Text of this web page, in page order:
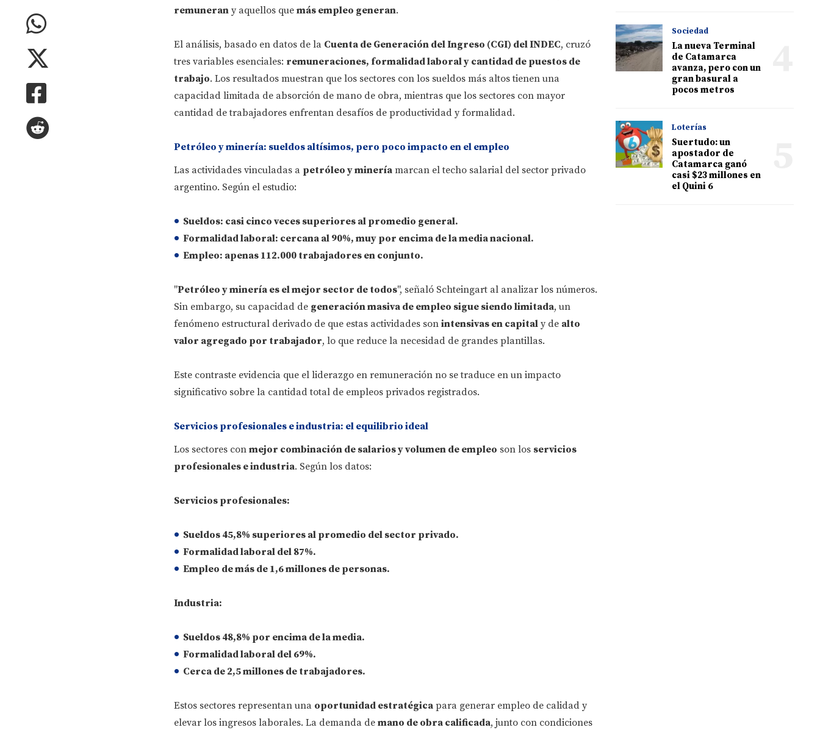
remunerany aquellos que más empleo generan.
El análisis, basado en datos de la Cuenta de Generación del Ingreso (CGI) del INDEC, cruzó
tres variables esenciales: remuneraciones, formalidad laboral y cantidad de puestos de
trabajo. Los resultados muestran que los sectores con los sueldos más altos tienen una
capacidad limitada de absorción de mano de obra, mientras que los sectores con mayor
cantidad de trabajadores enfrentan desafíos de productividad y formalidad.
Petróleo y minería: sueldos altísimos, pero poco impacto en el empleo
Las actividades vinculadas a petróleo y mineríamarcan el techo salarial del sector privado
argentino. Según el estudio:
Sueldos: casi cinco veces superiores al promedio general.
Formalidad laboral: cercana al 90%, muy por encima de la media nacional.
Empleo: apenas 112.000 trabajadores en conjunto.
"Petróleo y minería es el mejor sector de todos", señaló Schteingart al analizar los números.
Sin embargo, su capacidad de generación masiva de empleo sigue siendo limitada, un
fenómeno estructural derivado de que estas actividades son intensivas en capitaly de alto
valor agregado por trabajador, lo que reduce la necesidad de grandes plantillas.
Este contraste evidencia que el liderazgo en remuneración no se traduce en un impacto
significativo sobre la cantidad total de empleos privados registrados.
Servicios profesionales e industria: el equilibrio ideal
Los sectores con mejor combinación de salarios y volumen de empleo son los servicios
profesionales e industria. Según los datos:
Servicios profesionales:
Sueldos 45,8% superiores al promedio del sector privado.
Formalidad laboral del 87%.
Empleo de más de 1,6 millones de personas.
Industria:
Sueldos 48,8% por encima de la media.
Formalidad laboral del 69%.
Cerca de 2,5 millones de trabajadores.
Estos sectores representan una oportunidad estratégicapara generar empleo de calidad y
elevar los ingresos laborales. La demanda de mano de obra calificada, junto con condiciones
Sociedad
La nueva Terminal
de Catamarca
avanza, pero con un
gran basural a
pocos metros
Loterías
Suertudo: un
apostador de
Catamarca ganó
casi $23 millones en
el Quini 6